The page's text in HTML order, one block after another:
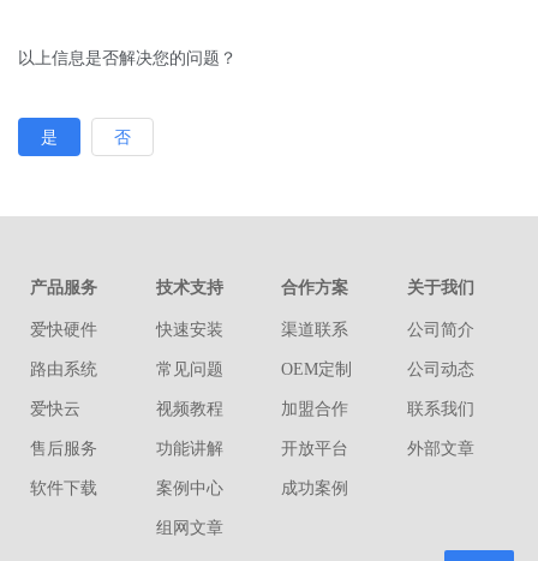
以上信息是否解决您的问题？
是 否
产品服务
爱快硬件
路由系统
爱快云
售后服务
软件下载
技术支持
快速安装
常见问题
视频教程
功能讲解
案例中心
组网文章
合作方案
渠道联系
OEM定制
加盟合作
开放平台
成功案例
关于我们
公司简介
公司动态
联系我们
外部文章